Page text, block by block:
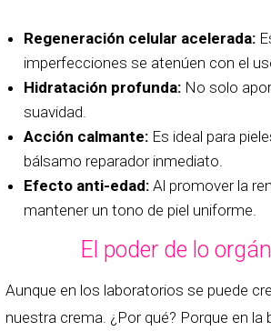
Regeneración celular acelerada:
imperfecciones se atenúen con el
Hidratación profunda:No solo
suavidad.
Acción calmante:Es ideal para
bálsamo reparador inmediato.
Efecto anti-edad:Al promover la
mantener un tono de piel uniforme.
El poder de lo
Aunque en los laboratorios se puede
nuestra crema. ¿Por qué? Porque en